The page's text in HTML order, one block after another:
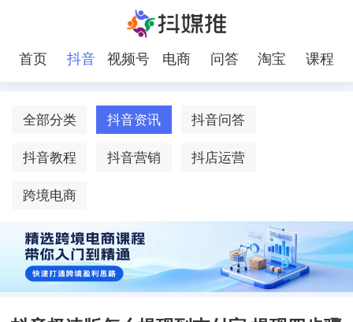
首页 抖音 视频号 电商 问答 淘宝 课程
全部分类 抖音资讯 抖音问答
抖音教程 抖音营销 抖店运营
跨境电商